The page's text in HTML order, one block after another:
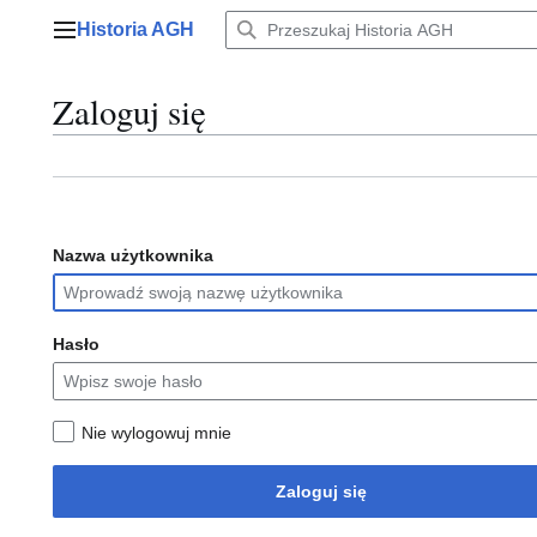
Menu główne
Historia AGH
Zaloguj się
Nazwa użytkownika
Hasło
Nie wylogowuj mnie
Zaloguj się